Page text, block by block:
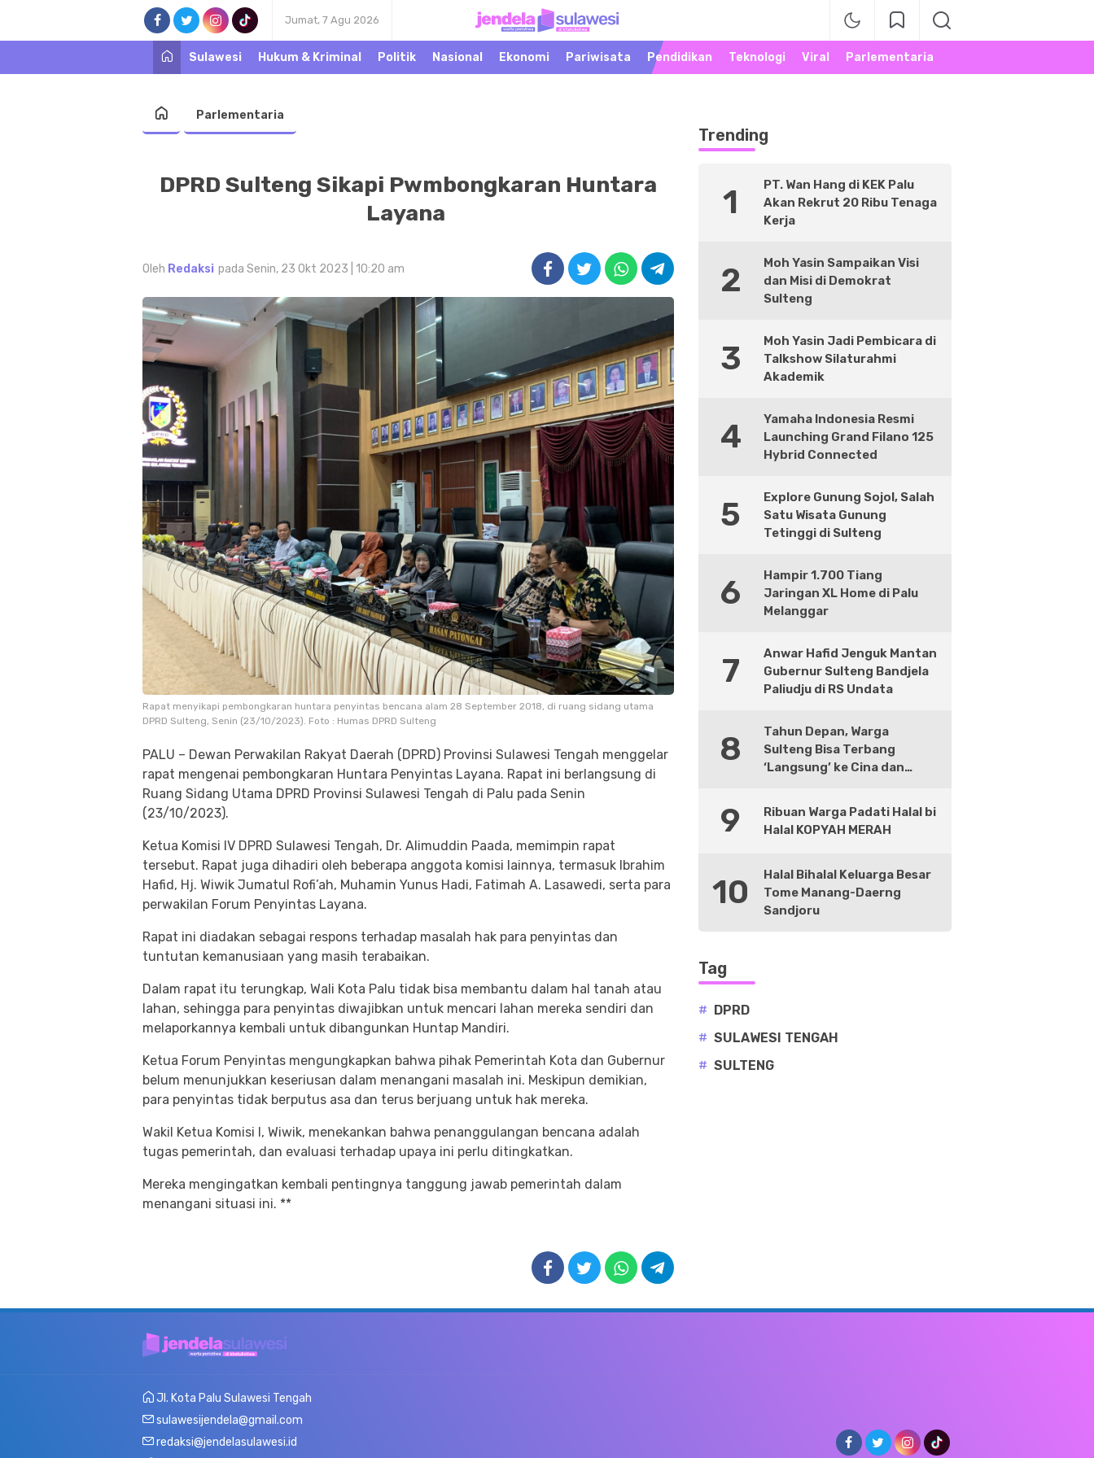
Jumat, 7 Agu 2026
Jendela Sulawesi
Warta Peristiwa di
Khatulistiwa
Sulawesi
Hukum & Kriminal Politik Nasional Ekonomi Pariwisata Pendidikan Teknologi Viral Parlementaria
Parlementaria
DPRD Sulteng Sikapi Pwmbongkaran Huntara
Layana
Oleh Redaksi pada Senin, 23 Okt 2023 | 10:20 am
Rapat menyikapi pembongkaran huntara penyintas bencana alam 28 September 2018, di ruang sidang utama
DPRD Sulteng, Senin (23/10/2023). Foto : Humas DPRD Sulteng
PALU – Dewan Perwakilan Rakyat Daerah (DPRD) Provinsi Sulawesi Tengah menggelar
rapat mengenai pembongkaran Huntara Penyintas Layana. Rapat ini berlangsung di
Ruang Sidang Utama DPRD Provinsi Sulawesi Tengah di Palu pada Senin
(23/10/2023).
Ketua Komisi IV DPRD Sulawesi Tengah, Dr. Alimuddin Paada, memimpin rapat
tersebut. Rapat juga dihadiri oleh beberapa anggota komisi lainnya, termasuk Ibrahim
Hafid, Hj. Wiwik Jumatul Rofi’ah, Muhamin Yunus Hadi, Fatimah A. Lasawedi, serta para
perwakilan Forum Penyintas Layana.
Rapat ini diadakan sebagai respons terhadap masalah hak para penyintas dan
tuntutan kemanusiaan yang masih terabaikan.
Dalam rapat itu terungkap, Wali Kota Palu tidak bisa membantu dalam hal tanah atau
lahan, sehingga para penyintas diwajibkan untuk mencari lahan mereka sendiri dan
melaporkannya kembali untuk dibangunkan Huntap Mandiri.
Ketua Forum Penyintas mengungkapkan bahwa pihak Pemerintah Kota dan Gubernur
belum menunjukkan keseriusan dalam menangani masalah ini. Meskipun demikian,
para penyintas tidak berputus asa dan terus berjuang untuk hak mereka.
Wakil Ketua Komisi I, Wiwik, menekankan bahwa penanggulangan bencana adalah
tugas pemerintah, dan evaluasi terhadap upaya ini perlu ditingkatkan.
Mereka mengingatkan kembali pentingnya tanggung jawab pemerintah dalam
menangani situasi ini. **
Trending
1
PT. Wan Hang di KEK Palu
Akan Rekrut 20 Ribu Tenaga
Kerja
2
Moh Yasin Sampaikan Visi
dan Misi di Demokrat
Sulteng
3
Moh Yasin Jadi Pembicara di
Talkshow Silaturahmi
Akademik
4
Yamaha Indonesia Resmi
Launching Grand Filano 125
Hybrid Connected
5
Explore Gunung Sojol, Salah
Satu Wisata Gunung
Tetinggi di Sulteng
6
Hampir 1.700 Tiang
Jaringan XL Home di Palu
Melanggar
7
Anwar Hafid Jenguk Mantan
Gubernur Sulteng Bandjela
Paliudju di RS Undata
8
Tahun Depan, Warga
Sulteng Bisa Terbang
‘Langsung’ ke Cina dan
9
Ribuan Warga Padati Halal bi
Halal KOPYAH MERAH
10
Halal Bihalal Keluarga Besar
Tome Manang-Daerng
Sandjoru
Tag
# DPRD
# SULAWESI TENGAH
# SULTENG
Jl. Kota Palu Sulawesi Tengah
sulawesijendela@gmail.com
redaksi@jendelasulawesi.id